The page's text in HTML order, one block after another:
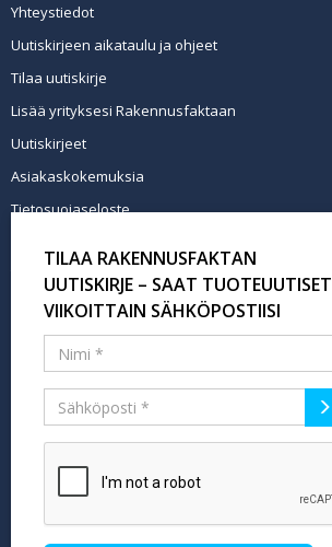
Yhteystiedot
Uutiskirjeen aikataulu ja ohjeet
Tilaa uutiskirje
Lisää yrityksesi Rakennusfaktaan
Uutiskirjeet
Asiakaskokemuksia
Tietosuojaseloste
Tilaa uutiskirje
TILAA RAKENNUSFAKTAN
UUTISKIRJE – SAAT TUOTEUUTISET
VIIKOITTAIN SÄHKÖPOSTIISI